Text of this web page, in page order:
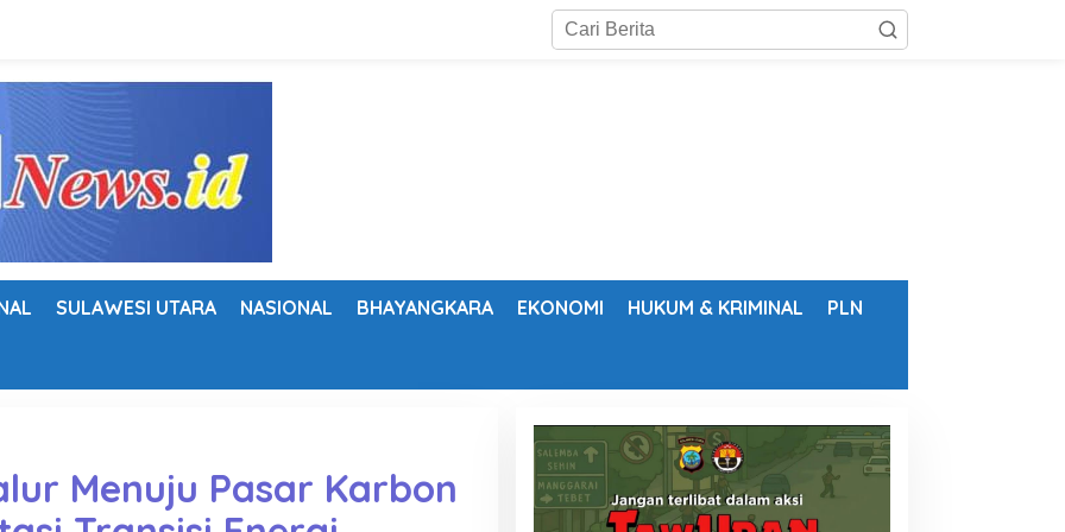
SULAWESI UTARA NASIONAL BHAYANGKARA EKONOMI HUKUM & KRIMINAL PLN
Menuju Pasar Karbon